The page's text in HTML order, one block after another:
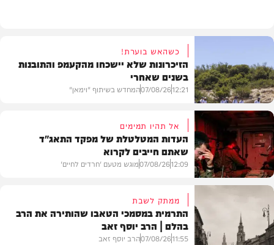
וידאו
כשהאש בוערת!
הזיכרונות שלא יישכחו מהקעמפ והתובנות
בשנים שאחרי
12:21
07/08/26המחדש בשיתוף "וימאן"
דעות
אל תהיו תמימים
העדות המטלטלת של מפקד התאג"ד
שאתם חייבים לקרוא
12:09
07/08/26מוגש מטעם 'חרדים לחיים'
ממתק לשבת
התרמית במסמכי הטאבו שהותירה את הרב
בהלם | הרב יוסף זאב
11:55
07/08/26הרב יוסף זאב